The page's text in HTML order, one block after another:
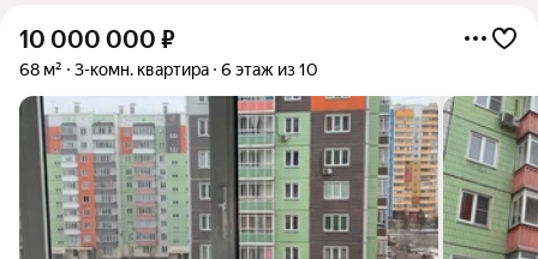
10 000 000 ₽
68 м² 3-комн. квартира 6 этаж из 10